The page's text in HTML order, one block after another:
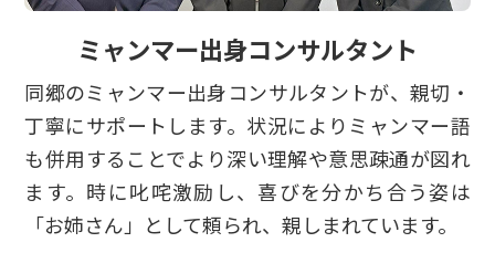
ミャンマー出身コンサルタント
同郷のミャンマー出身コンサルタントが、親切・
丁寧にサポートします。状況によりミャンマー語
も併用することでより深い理解や意思疎通が図れ
ます。時に叱咤激励し、喜びを分かち合う姿は
「お姉さん」として頼られ、親しまれています。